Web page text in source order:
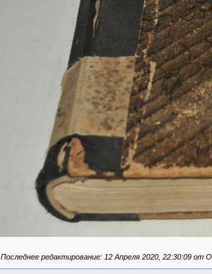
Последнее редактирование: 12 Апреля 2020, 22:30:09 от